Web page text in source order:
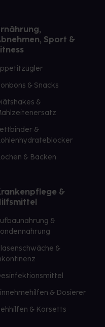
Sport &
& Snacks
&
&
& Backen
&
&
&
& Dosierer
& Korsetts